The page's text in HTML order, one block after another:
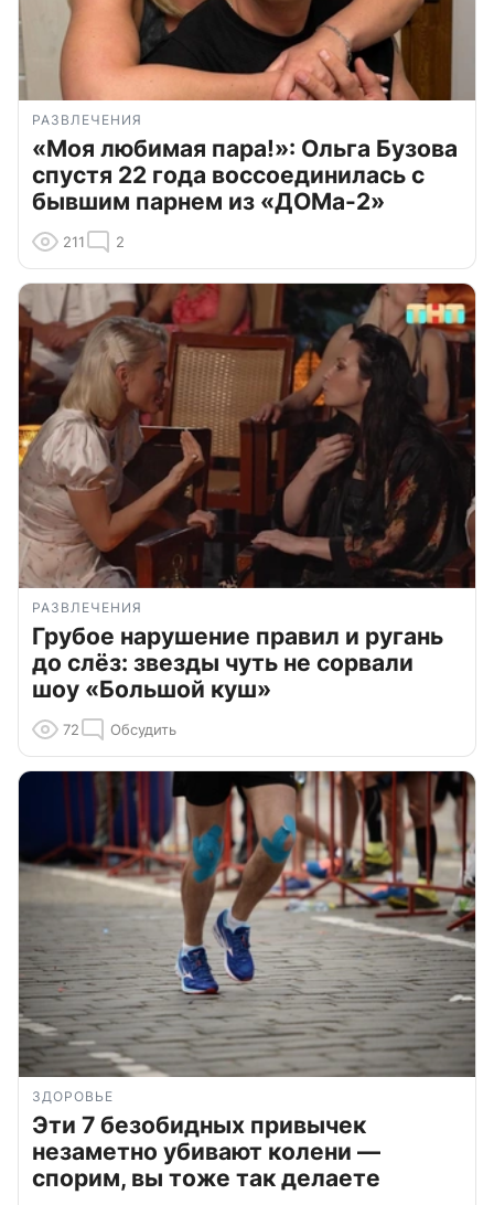
РАЗВЛЕЧЕНИЯ
«Моя любимая пара!»: Ольга Бузова
спустя 22 года воссоединилась с
бывшим парнем из «ДОМа-2»
211 2
РАЗВЛЕЧЕНИЯ
Грубое нарушение правил и ругань
до слёз: звезды чуть не сорвали
шоу «Большой куш»
72 Обсудить
ЗДОРОВЬЕ
Эти 7 безобидных привычек
незаметно убивают колени —
спорим, вы тоже так делаете